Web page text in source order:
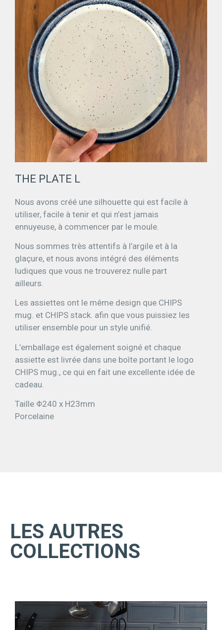
THE PLATE L
Nous avons créé une silhouette qui est facile à
utiliser, facile à tenir et qui n’est jamais
ennuyeuse, à commencer par le moule.
Nous sommes très attentifs à l’argile et à la
glaçure, et nous avons intégré des éléments
ludiques que vous ne trouverez nulle part
ailleurs.
Les assiettes ont le même design que CHIPS
mug. et CHIPS stack. afin que vous puissiez les
utiliser ensemble pour un style unifié.
L’emballage est également soigné et chaque
assiette est livrée dans une boîte portant le logo
CHIPS mug., ce qui en fait une excellente idée de
cadeau.
Taille Φ240 x H23mm
Porcelaine
LES AUTRES
COLLECTIONS